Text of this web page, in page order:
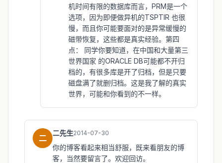
机时间有限的数据库而言，PRM是一个
选项，因为即便做异机的TSPTIR 也很
慢，而且你可能要面对的是异常缓慢的
磁带恢复，这些都是真实经验。第四
点： 同学你要知道，在中国和大量第三
世界国家 的ORACLE DB可能都不开归
档的，有很多库是开了归档，但是只要
磁盘满了就删归档。这是我了解的真实
世界，可能和你看到的不一样。
二 二先生2014-07-30
你的博客看起来相当舒服，既来看朋友的博
客，当然要留言了。欢迎回访。